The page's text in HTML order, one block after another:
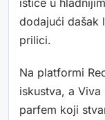
dodajući dašak
prilici.
Na platformi
iskustva, a
parfem koji